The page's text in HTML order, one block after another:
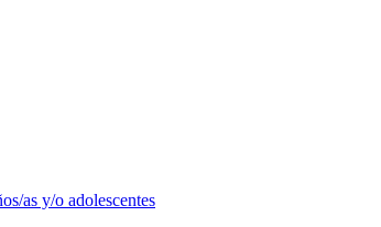
as y/o adolescentes